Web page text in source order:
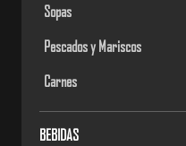
Sopas
Pescados y Mariscos
Carnes
BEBIDAS